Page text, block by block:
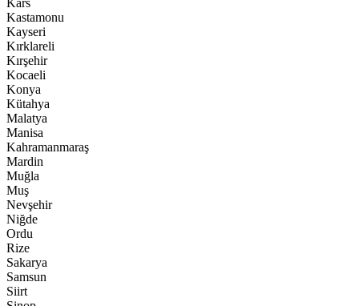
Kars
Kastamonu
Kayseri
Kırklareli
Kırşehir
Kocaeli
Konya
Kütahya
Malatya
Manisa
Kahramanmaraş
Mardin
Muğla
Muş
Nevşehir
Niğde
Ordu
Rize
Sakarya
Samsun
Siirt